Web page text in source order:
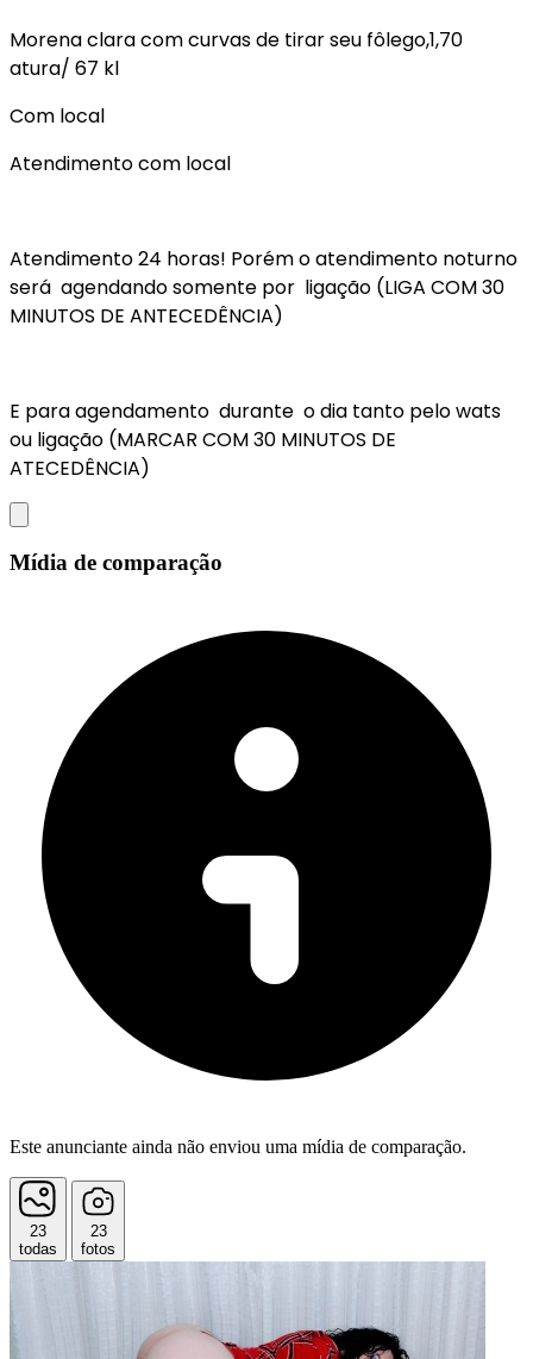
Morena clara com curvas de tirar seu fôlego,1,70
atura/ 67 kl
Com local
Atendimento com local
Atendimento 24 horas! Porém o atendimento noturno
será agendando somente por ligação (LIGA COM 30
MINUTOS DE ANTECEDÊNCIA)
E para agendamento durante o dia tanto pelo wats
ou ligação (MARCAR COM 30 MINUTOS DE
ATECEDÊNCIA)
Mídia de comparação
Este anunciante ainda não enviou uma mídia de comparação.
23
todas
23
fotos